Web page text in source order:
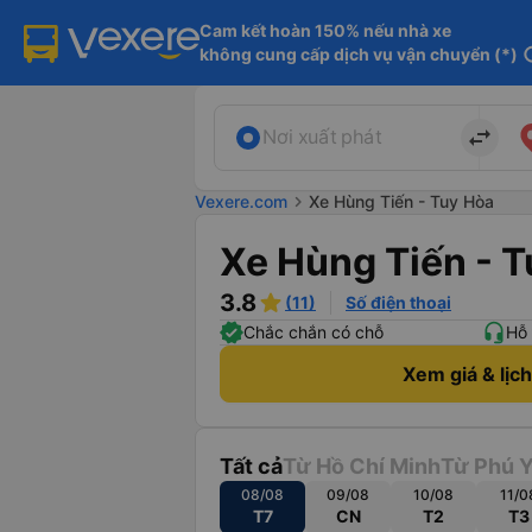
Cam kết hoàn 150% nếu nhà xe
không cung cấp dịch vụ vận chuyển (*)
Nơi xuất phát import_export
Vexere.com chevron_right Xe Hùng Tiến - Tuy Hòa
Xe Hùng Tiến -
3.8 (11)
Số điện thoại
Chắc chắn có chỗ
Xem giá &
Tất cảTừ Hồ Chí MinhTừ Phú
08/08
T7
09/08
CN
10/08
T2
11/
T3